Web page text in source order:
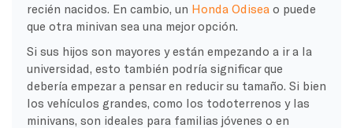
recién nacidos. En cambio, un Honda Odiseao puede
que otra minivan sea una mejor opción.
Si sus hijos son mayores y están empezando a ir a la
universidad, esto también podría significar que
debería empezar a pensar en reducir su tamaño. Si bien
los vehículos grandes, como los todoterrenos y las
minivans, son ideales para familias jóvenes o en